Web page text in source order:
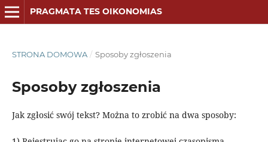
PRAGMATA TES OIKONOMIAS
STRONA DOMOWA / Sposoby zgłoszenia
Sposoby zgłoszenia
Jak zgłosić swój tekst? Można to zrobić na dwa sposoby: